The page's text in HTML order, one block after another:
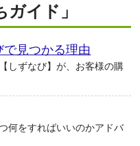
ガイド」
見つかる理由
しずなび】が、お客様の購
何をすればいいのかアドバ